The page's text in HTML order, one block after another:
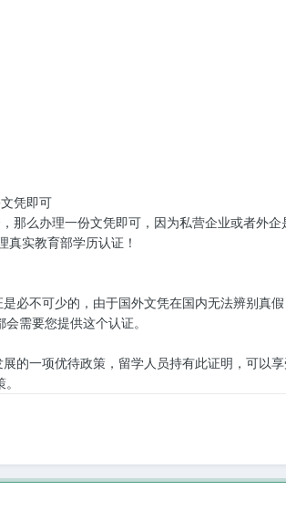
凭即可
那么办理一份文凭即可，因为私营企业或者外企
真实教育部学历认证！
必不可少的，由于国外文凭在国内无法辨别真
需要您提供这个认证。
的一项优待政策，留学人员持有此证明，可以